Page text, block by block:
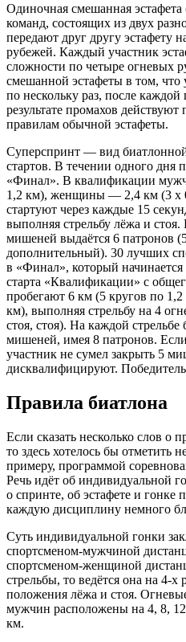
Одиночная смешанная
команд, состоящих из двух
передают друг другу эстафету
рубежей. Каждый участник
сложности по четыре огневых
смешанной эстафеты в том, что
по нескольку раз, после
результате промахов
правилам обычной эстафеты.
Суперспринт — вид
стартов. В течении одного дня
«Финал». В квалификации
1,2 км), женщины — 2,4 км (3 х
стартуют через каждые 15
выполняя стрельбу лёжа и
мишеней выдаётся 6 патронов
дополнительный). 30 лучших
в «Финал», который начинается
старта «Квалификации» с
пробегают 6 км (5 кругов по
км), выполняя стрельбу на 4
стоя, стоя). На каждой
мишеней, имея 8 патронов.
участник не сумел закрыть 5
дисквалифицируют.
Правила биатлона
Если сказать несколько слов о
то здесь хотелось бы
примеру, программой
Речь идёт об индивидуальной
о спринте, об эстафете и гонке
каждую дисциплину немного
Суть индивидуальной гонки
спортсменом-мужчиной
спортсменом-женщиной
стрельбы, то ведётся она на 4-х
положения лёжа и стоя.
мужчин расположены на 4, 8,
км.